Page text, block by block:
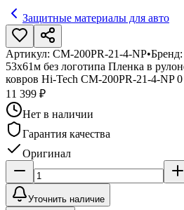
Защитные материалы для авто
Артикул: CM-200PR-21-4-NP•Бренд:
53х61м без логотипа Пленка в
ковров Hi-Tech CM-200PR-21-4-NP 0
11 399 ₽
Нет в наличии
Гарантия качества
Оригинал
Уточнить наличие